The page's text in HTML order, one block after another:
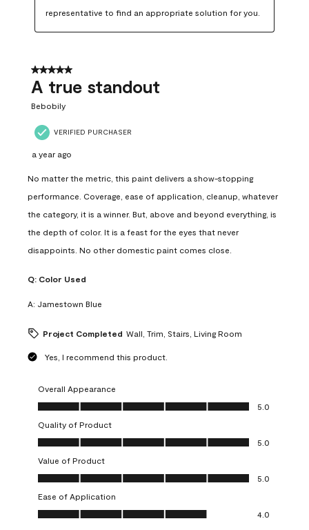
representative to find an appropriate solution for you.
5 out of 5 stars.
A true standout
Bebobily
VERIFIED PURCHASER
a year ago
No matter the metric, this paint delivers a show-stopping
performance. Coverage, ease of application, cleanup, whatever
the category, it is a winner. But, above and beyond everything, is
the depth of color. It is a feast for the eyes that never
disappoints. No other domestic paint comes close.
Q: Color Used
A: Jamestown Blue
Project Completed Wall, Trim, Stairs, Living Room
Yes, I recommend this product.
Overall Appearance
Overall Appearance, 5.0 out of 5
5.0
Quality of Product
Quality of Product, 5.0 out of 5
5.0
Value of Product
Value of Product, 5.0 out of 5
5.0
Ease of Application
Ease of Application, 4.0 out of 5
4.0